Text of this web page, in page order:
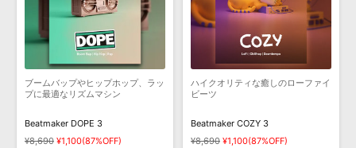
ブームバップやヒップホップ、ラッ
プに最適なリズムマシン
Beatmaker DOPE 3
¥8,690 ¥1,100(87%OFF)
ハイクオリティな癒しのローファイ
ビーツ
Beatmaker COZY 3
¥8,690 ¥1,100(87%OFF)